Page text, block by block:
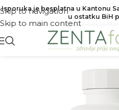
Skip to navigation
Skip to main content
Isporuka je besplatna u Kantonu
u ostatku BiH